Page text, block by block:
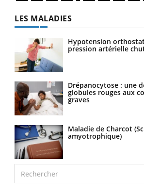
LES MALADIES
Hypotension
pression artérielle
Drépanocytose : une
globules rouges aux
graves
Maladie de Charcot
amyotrophique)